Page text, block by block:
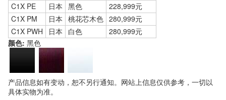
C1X PE
日本 黑色
228,999元
C1X PM
日本 桃花芯木色 280,999元
C1X PWH
日本 白色
280,999元
颜色: 黑色
产品信息如有变动，恕不另行通知。网站上信息仅供参考，一切以
具体实物为准。